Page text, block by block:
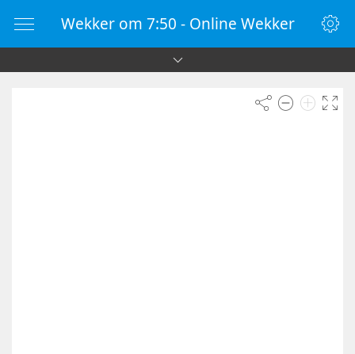
Wekker om 7:50 - Online Wekker